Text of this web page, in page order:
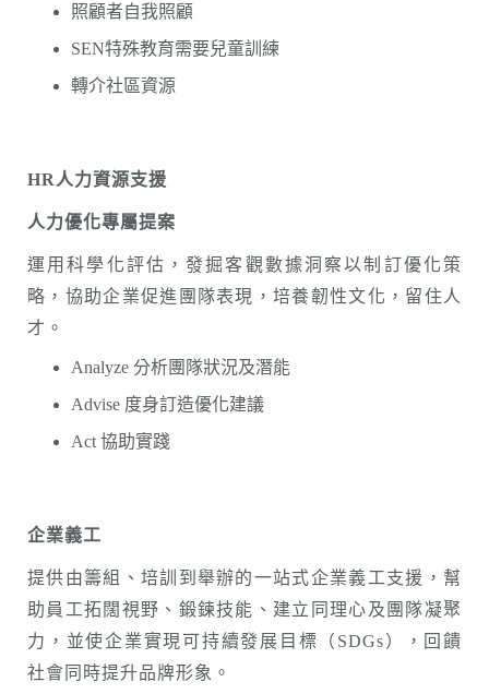
照顧者自我照顧
SEN特殊教育需要兒童訓練
轉介社區資源
HR 人力資源支援
人力優化專屬提案
運用科學化評估，發掘客觀數據洞察以制訂優化策
略，協助企業促進團隊表現，培養韌性文化，留住人
才。
Analyze 分析團隊狀況及潛能
Advise 度身訂造優化建議
Act 協助實踐
企業義工
提供由籌組、培訓到舉辦的一站式企業義工支援，幫
助員工拓闊視野、鍛鍊技能、建立同理心及團隊凝聚
力，並使企業實現可持續發展目標（SDGs），回饋
社會同時提升品牌形象。